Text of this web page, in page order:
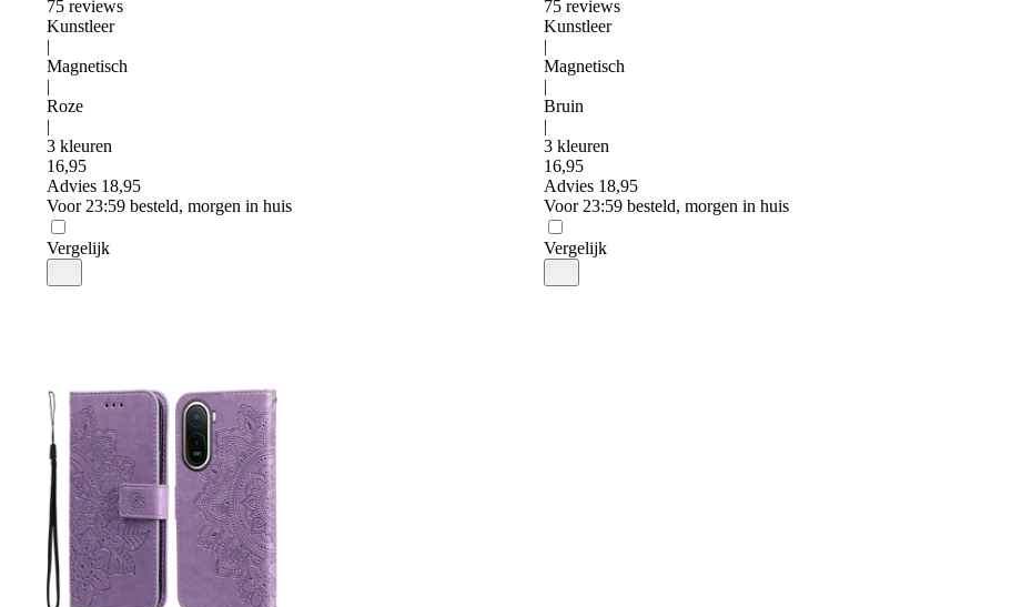
75 reviews
Kunstleer
|
Magnetisch
|
Roze
|
3 kleuren
16,95
Advies 18,95
Voor 23:59 besteld, morgen in huis
Vergelijk
75 reviews
Kunstleer
|
Magnetisch
|
Bruin
|
3 kleuren
16,95
Advies 18,95
Voor 23:59 besteld, morgen in huis
Vergelijk